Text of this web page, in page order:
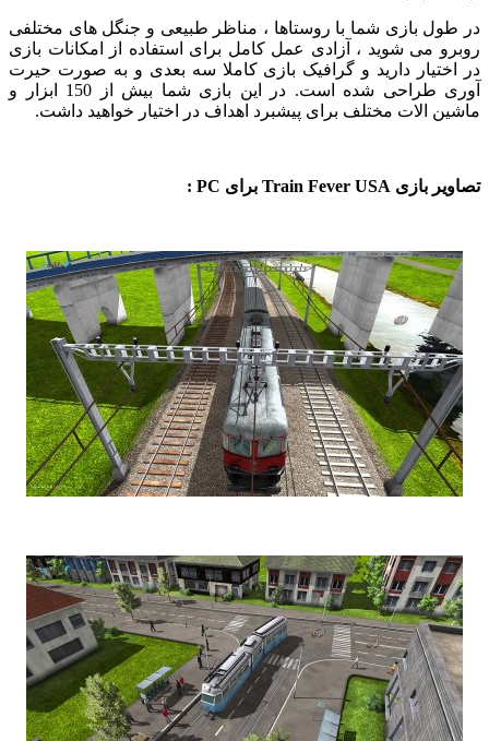
در طول بازی شما با روستاها ، مناظر طبیعی و جنگل های مختلفی
روبرو می شوید ، آزادی عمل کامل برای استفاده از امکانات بازی
در اختیار دارید و گرافیک بازی کاملا سه بعدی و به صورت حیرت
آوری طراحی شده است. در این بازی شما بیش از 150 ابزار و
ماشین الات مختلف برای پیشبرد اهداف در اختیار خواهید داشت.
تصاویر بازی Train Fever USA برای PC :